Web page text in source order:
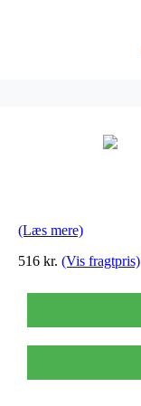
(Læs mere)
516 kr. (Vis fragtpris)